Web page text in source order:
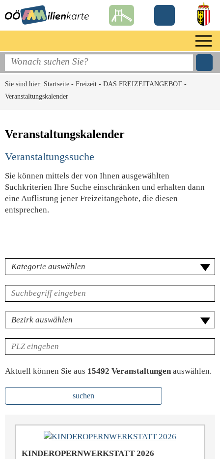
Sie sind hier: Startseite - Freizeit - DAS FREIZEITANGEBOT -
Veranstaltungskalender
Veranstaltungskalender
Veranstaltungssuche
Sie können mittels der von Ihnen ausgewählten
Suchkriterien Ihre Suche einschränken und erhalten dann
eine Auflistung jener Freizeitangebote, die diesen
entsprechen.
Kategorie
Volltextsuche
für
Veranstaltungen
Bezirk
PLZ
Aktuell können Sie aus 15492 Veranstaltungenauswählen.
suchen
KINDEROPERNWERKSTATT 2026